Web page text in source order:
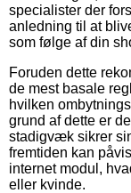
specialister der
anledning til at
som følge af din
Foruden dette
de mest basale
hvilken
grund af dette er
stadigvæk sikrer
fremtiden kan
internet modul,
eller kvinde.